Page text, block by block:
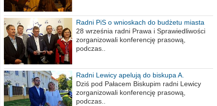
Radni PiS o wnioskach do budżetu miasta
na 2021 rok
28 września radni Prawa i Sprawiedliwości
zorganizowali konferencję prasową,
podczas..
Radni Lewicy apelują do biskupa A.
Wiesława Meringa
Dziś pod Pałacem Biskupim radni Lewicy
zorganizowali konferencję prasową,
podczas..